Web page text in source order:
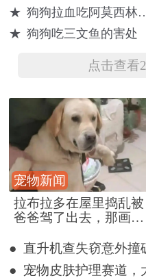
后，狗狗开心
坏了
狗狗
懂事
★ 狗狗拉血吃阿莫西林有用吗
★ 狗狗吃三文鱼的害处
点击查看
宠物新闻
拉布拉多在屋里捣乱被
爸爸驾了出去，那画面